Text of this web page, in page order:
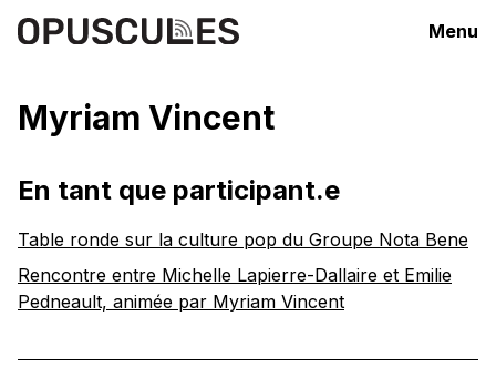
Menu
Myriam Vincent
En tant que participant.e
Table ronde sur la culture pop du Groupe Nota Bene
Rencontre entre Michelle Lapierre-Dallaire et Emilie
Pedneault, animée par Myriam Vincent